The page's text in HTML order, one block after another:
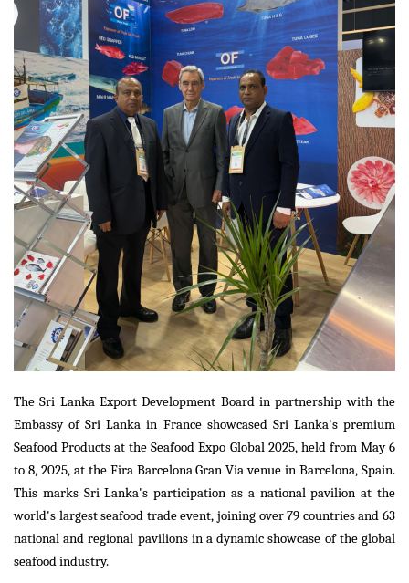
The Sri Lanka Export Development Board in partnership with the
Embassy of Sri Lanka in France showcased Sri Lanka's premium
Seafood Products at the Seafood Expo Global 2025, held from May 6
to 8, 2025, at the Fira Barcelona Gran Via venue in Barcelona, Spain.
This marks Sri Lanka's participation as a national pavilion at the
world's largest seafood trade event, joining over 79 countries and 63
national and regional pavilions in a dynamic showcase of the global
seafood industry.